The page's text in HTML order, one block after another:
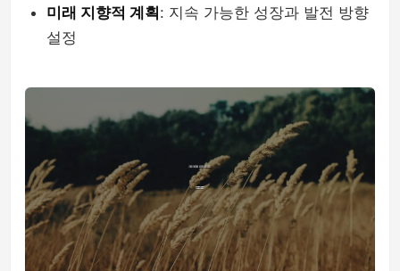
미래 지향적 계획 : 지속 가능한 성장과 발전 방향
설정